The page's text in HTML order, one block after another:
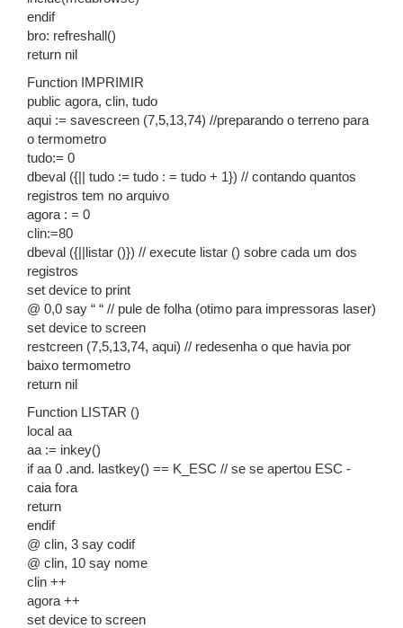
endif
bro: refreshall()
return nil
Function IMPRIMIR
public agora, clin, tudo
aqui := savescreen (7,5,13,74) //preparando o terreno para
o termometro
tudo:= 0
dbeval ({|| tudo := tudo : = tudo + 1}) // contando quantos
registros tem no arquivo
agora : = 0
clin:=80
dbeval ({||listar ()}) // execute listar () sobre cada um dos
registros
set device to print
@ 0,0 say “ “ // pule de folha (otimo para impressoras laser)
set device to screen
restcreen (7,5,13,74, aqui) // redesenha o que havia por
baixo termometro
return nil
Function LISTAR ()
local aa
aa := inkey()
if aa 0 .and. lastkey() == K_ESC // se se apertou ESC -
caia fora
return
endif
@ clin, 3 say codif
@ clin, 10 say nome
clin ++
agora ++
set device to screen